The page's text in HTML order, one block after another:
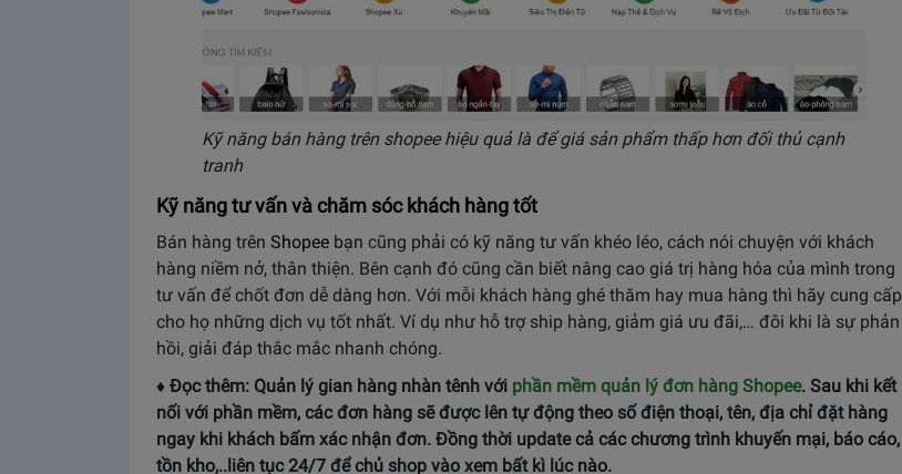
Kỹ năng bán hàng trên shopee hiệu quả là để giá sản phẩm thấp hơn đối thủ cạnh
tranh
Kỹ năng tư vấn và chăm sóc khách hàng tốt
Bán hàng trên Shopee bạn cũng phải có kỹ năng tư vấn khéo léo, cách nói chuyện với khách
hàng niềm nở, thân thiện. Bên cạnh đó cũng cần biết nâng cao giá trị hàng hóa của mình trong
tư vấn để chốt đơn dễ dàng hơn. Với mỗi khách hàng ghé thăm hay mua hàng thì hãy cung cấp
cho họ những dịch vụ tốt nhất. Ví dụ như hỗ trợ ship hàng, giảm giá ưu đãi,… đôi khi là sự phản
hồi, giải đáp thắc mắc nhanh chóng.
♦ Đọc thêm: Quản lý gian hàng nhàn tênh với phần mềm quản lý đơn hàng Shopee. Sau khi kết
nối với phần mềm, các đơn hàng sẽ được lên tự động theo số điện thoại, tên, địa chỉ đặt hàng
ngay khi khách bấm xác nhận đơn. Đồng thời update cả các chương trình khuyến mại, báo cáo,
tồn kho,..liên tục 24/7 để chủ shop vào xem bất kì lúc nào.